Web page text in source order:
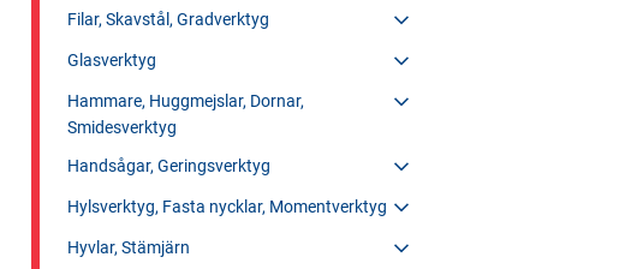
Filar, Skavstål, Gradverktyg
Glasverktyg
Hammare, Huggmejslar, Dornar,
Smidesverktyg
Handsågar, Geringsverktyg
Hylsverktyg, Fasta nycklar, Momentverktyg
Hyvlar, Stämjärn